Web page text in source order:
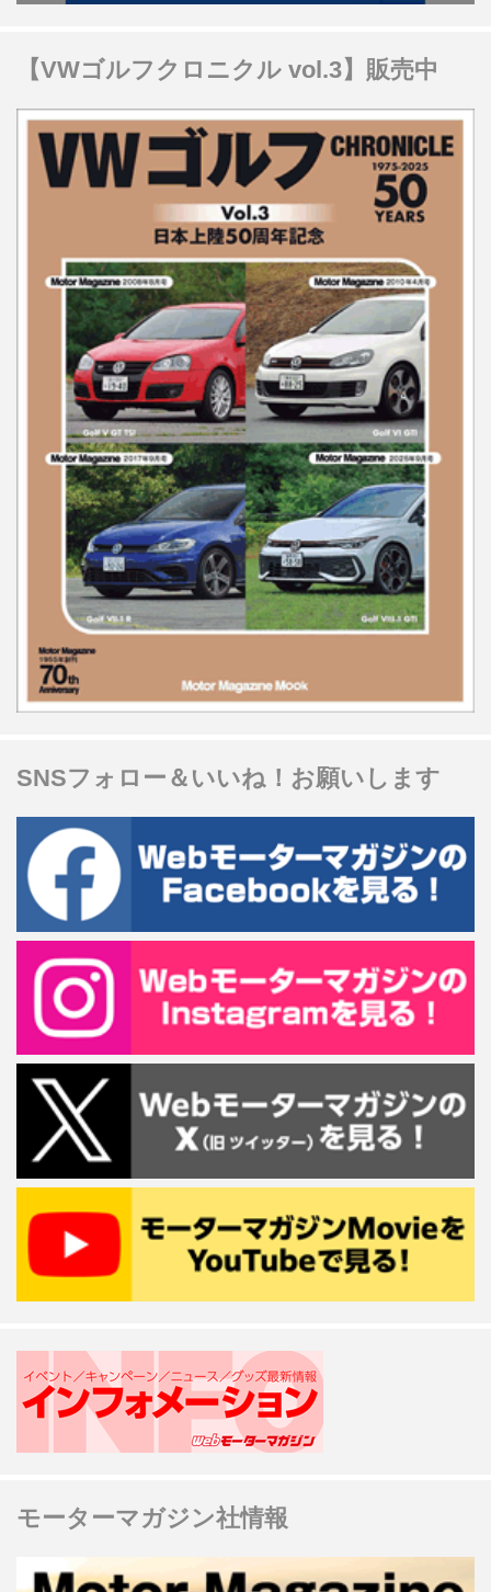
【VWゴルフクロニクル vol.3】販売中
SNSフォロー＆いいね！お願いします
モーターマガジン社情報